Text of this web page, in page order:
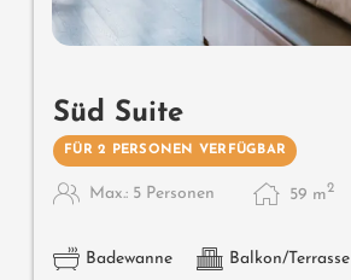
Süd Suite
FÜR 2 PERSONEN VERFÜGBAR
Max.: 5 Personen 59 m2
Badewanne Balkon/Terrasse